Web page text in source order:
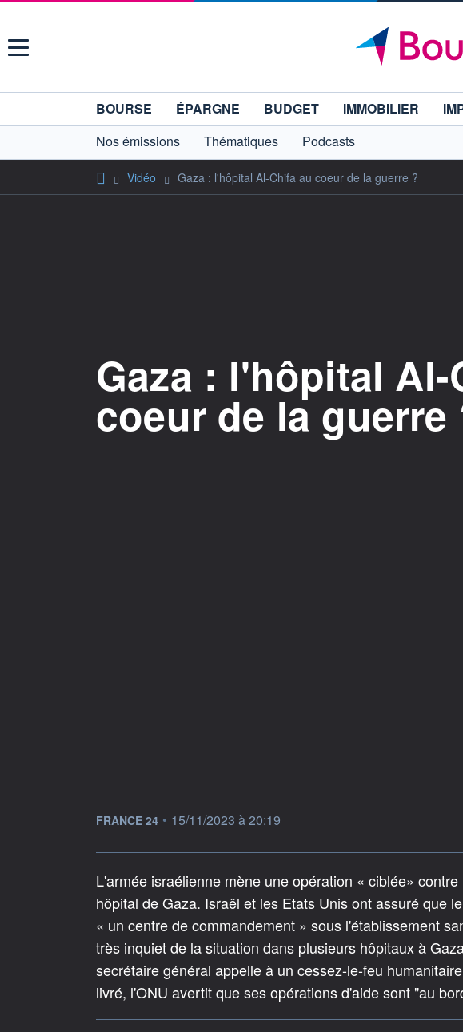
Menu
BOURSE ÉPARGNE BUDGET IMMOBILIER
Nos émissions
Thématiques Podcasts
Vidéo Gaza : l'hôpital Al-Chifa au coeur de la guerre ?
Gaza : l'hôpital Al-
coeur de la guerre
information fournie par
FRANCE 24 • 15/11/2023 à 20:19
L'armée israélienne mène une opération « ciblée»
hôpital de Gaza. Israël et les Etats Unis ont assuré que
« un centre de commandement » sous l'établissement
très inquiet de la situation dans plusieurs hôpitaux à
secrétaire général appelle à un cessez-le-feu
livré, l'ONU avertit que ses opérations d'aide sont "au